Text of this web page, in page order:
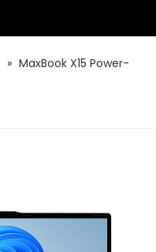
» MaxBook X15 Power-